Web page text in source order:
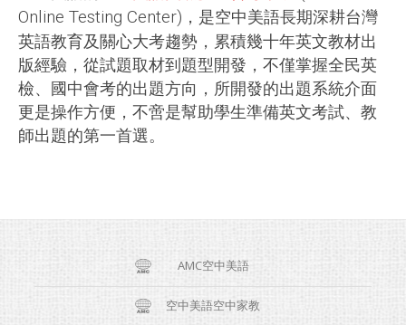
Online Testing Center) ，是空中美語長期深耕台灣
英語教育及關心大考趨勢，累積幾十年英文教材出
版經驗，從試題取材到題型開發，不僅掌握全民英
檢、國中會考的出題方向，所開發的出題系統介面
更是操作方便，不啻是幫助學生準備英文考試、教
師出題的第一首選。
AMC空中美語
空中美語空中家教